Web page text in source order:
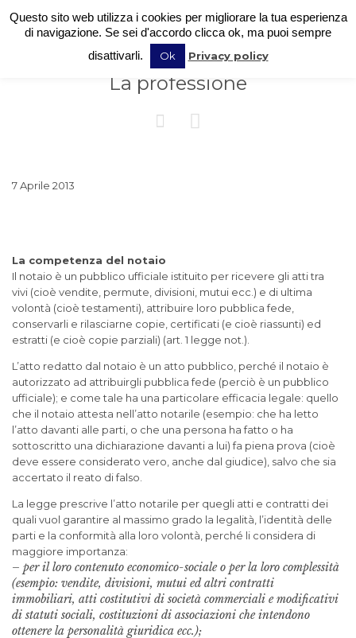
La professione
 
7 Aprile 2013
La competenza del notaio
Il notaio è un pubblico ufficiale istituito per ricevere gli atti tra
vivi (cioè vendite, permute, divisioni, mutui ecc.) e di ultima
volontà (cioè testamenti), attribuire loro pubblica fede,
conservarli e rilasciarne copie, certificati (e cioè riassunti) ed
estratti (e cioè copie parziali) (art. 1 legge not.).
L’atto redatto dal notaio è un atto pubblico, perché il notaio è
autorizzato ad attribuirgli pubblica fede (perciò è un pubblico
ufficiale); e come tale ha una particolare efficacia legale: quello
che il notaio attesta nell’atto notarile (esempio: che ha letto
l’atto davanti alle parti, o che una persona ha fatto o ha
sottoscritto una dichiarazione davanti a lui) fa piena prova (cioè
deve essere considerato vero, anche dal giudice), salvo che sia
accertato il reato di falso.
La legge prescrive l’atto notarile per quegli atti e contratti dei
quali vuol garantire al massimo grado la legalità, l’identità delle
parti e la conformità alla loro volontà, perché li considera di
maggiore importanza:
– per il loro contenuto economico-sociale o per la loro complessità
(esempio: vendite, divisioni, mutui ed altri contratti
immobiliari, atti costitutivi di società commerciali e modificativi
di statuti sociali, costituzioni di associazioni che intendono
ottenere la personalità giuridica ecc.);
Questo sito web utilizza i cookies per migliorare la tua esperienza
di navigazione. Se sei d'accordo clicca ok, ma puoi sempre
disattivarli.
Ok Privacy policy